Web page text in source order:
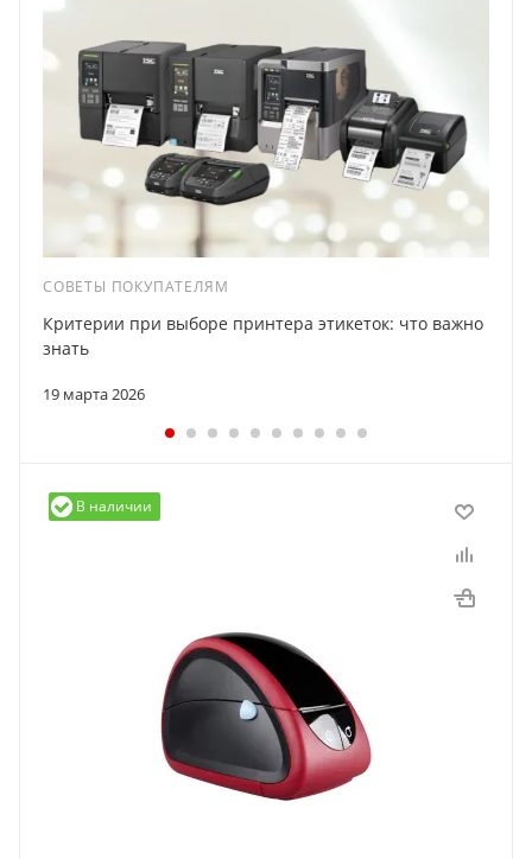
СОВЕТЫ ПОКУПАТЕЛЯМ
19 марта 2026
Критерии при выборе принтера этикеток: что важно
знать
В наличии